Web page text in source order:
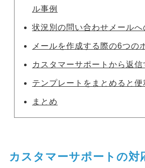
ル事例
状況別の問い合わせメールへ
メールを作成する際の6つの
カスタマーサポートから返
テンプレートをまとめると便
まとめ
カスタマーサポートの対